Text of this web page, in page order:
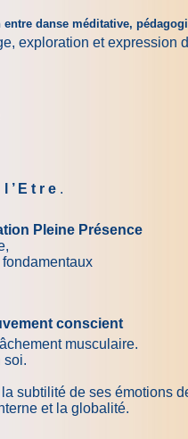
entre danse méditative,
exploration et expression
r e .
Pleine Présence
conscient
musculaire.
soi.
subtilité de ses émotions
et la globalité.